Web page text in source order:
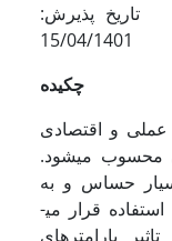
11/1400 تاریخ پذیرش:
15/04/1401
چکیده
عملی و اقتصادی
محسوب می­شود.
حساس و به
عنوان شاخص سلامت رودخانه­ها مورد استفاده قرار می­
پارامترهای